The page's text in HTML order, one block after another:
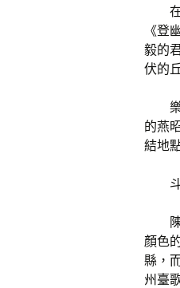
《登
毅的
伏的
的燕
結地
顏色
縣，
州臺